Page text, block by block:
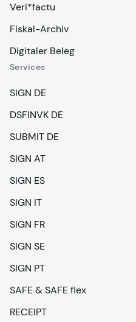
Veri*factu
Fiskal-Archiv
Digitaler Beleg
Services
SIGN DE
DSFINVK DE
SUBMIT DE
SIGN AT
SIGN ES
SIGN IT
SIGN FR
SIGN SE
SIGN PT
SAFE & SAFE flex
RECEIPT